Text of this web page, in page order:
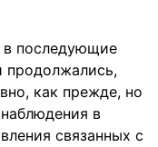
в последующие
продолжались,
как прежде, но
в
связанных с